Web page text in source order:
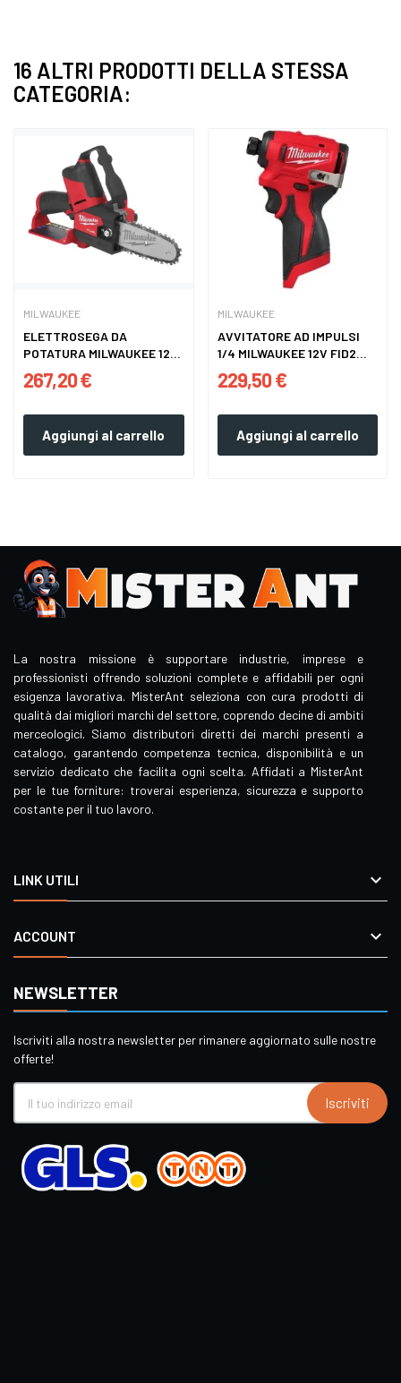
16 ALTRI PRODOTTI DELLA STESSA
CATEGORIA:
MILWAUKEE
ELETTROSEGA DA
POTATURA MILWAUKEE 12V
FUEL...
267,20 €
Aggiungi al carrello
MILWAUKEE
AVVITATORE AD IMPULSI
1/4 MILWAUKEE 12V FID2...
229,50 €
Aggiungi al carrello
La nostra missione è supportare industrie, imprese e
professionisti offrendo soluzioni complete e affidabili per ogni
esigenza lavorativa. MisterAnt seleziona con cura prodotti di
qualità dai migliori marchi del settore, coprendo decine di ambiti
merceologici. Siamo distributori diretti dei marchi presenti a
catalogo, garantendo competenza tecnica, disponibilità e un
servizio dedicato che facilita ogni scelta. Affidati a MisterAnt
per le tue forniture: troverai esperienza, sicurezza e supporto
costante per il tuo lavoro.
LINK UTILI 
ACCOUNT 
NEWSLETTER
Iscriviti alla nostra newsletter per rimanere aggiornato sulle nostre
offerte!
Iscriviti